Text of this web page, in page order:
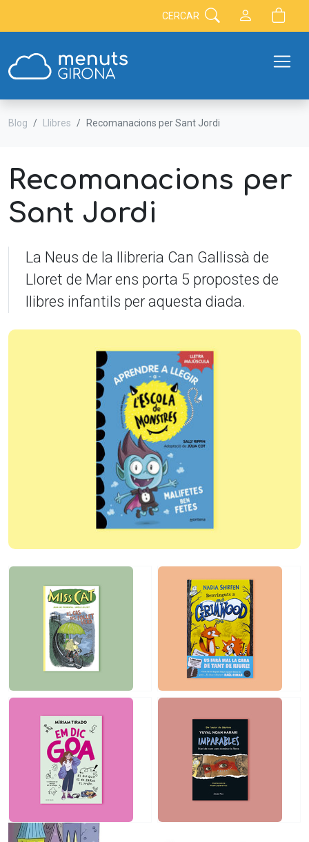
CERCAR
Blog Llibres Recomanacions per Sant Jordi
Recomanacions per
Sant Jordi
La Neus de la llibreria Can Gallissà de
Lloret de Mar ens porta 5 propostes de
llibres infantils per aquesta diada.